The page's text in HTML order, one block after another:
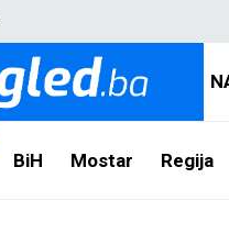
BiH Mostar Regija